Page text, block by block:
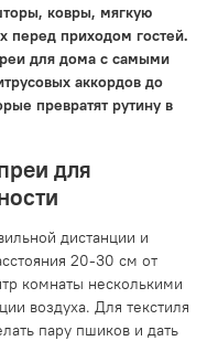
ковры, мягкую
перед приходом гостей.
для дома с самыми
аккордов до
превратят рутину в
для
дистанции и
20-30 см от
комнаты несколькими
воздуха. Для текстиля
пару пшиков и дать